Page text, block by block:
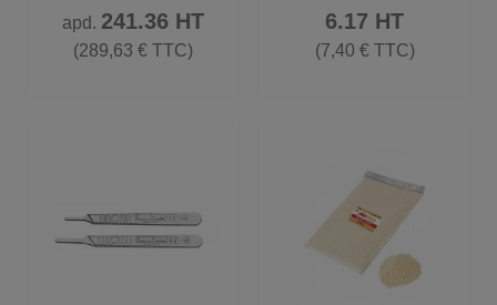
apd. Prix
241.36 HT
(289,63 € TTC)
Prix
6.17 HT
(7,40 € TTC)